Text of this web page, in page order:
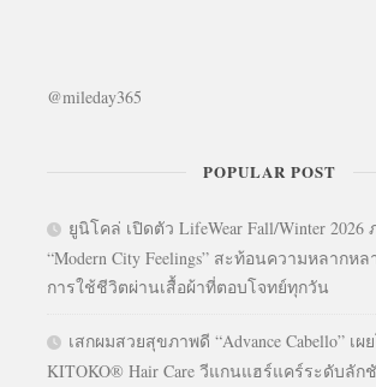
@mileday365
POPULAR POST
ยูนิโคล่ เปิดตัว LifeWear Fall/Winter
“Modern City Feelings” สะท้อนความหลากห
การใช้ชีวิตผ่านเสื้อผ้าที่ตอบโจทย์ทุกวัน
เสกผมสวยสุขภาพดี “Advance Cabello” เ
KITOKO® Hair Care วีแกนแฮร์แคร์ระดับลัก